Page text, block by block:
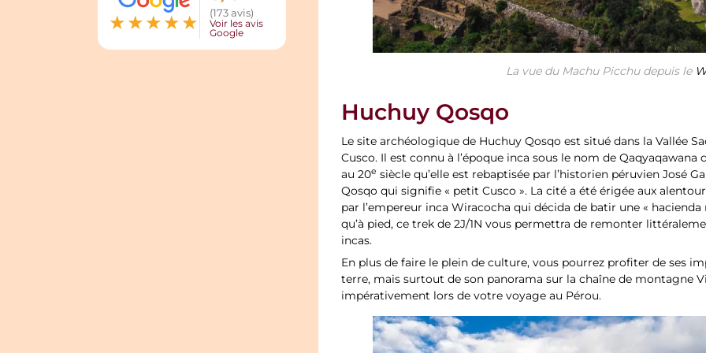
La vue du Machu Picchu depuis le
Huchuy Qosqo
Le site archéologique de Huchuy Qosqo est situé dans la Vallée
Cusco. Il est connu à l’époque inca sous le nom de
au 20e siècle qu’elle est rebaptisée par l’historien péruvien José
Qosqo qui signifie « petit Cusco ». La cité a été érigée aux
par l’empereur inca Wiracocha qui décida de batir une «
qu’à pied, ce trek de 2J/1N vous permettra de remonter
incas.
En plus de faire le plein de culture, vous pourrez profiter de ses
terre, mais surtout de son panorama sur la chaîne de montagne
impérativement lors de votre voyage au Pérou.
★★★★★ (173 avis)
Voir les avis
Google